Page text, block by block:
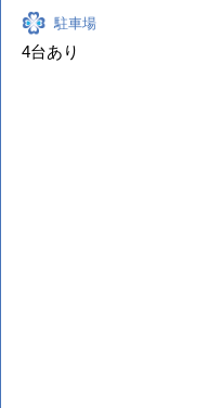
行っておりません。ご理
します。
駐車場
4台あり